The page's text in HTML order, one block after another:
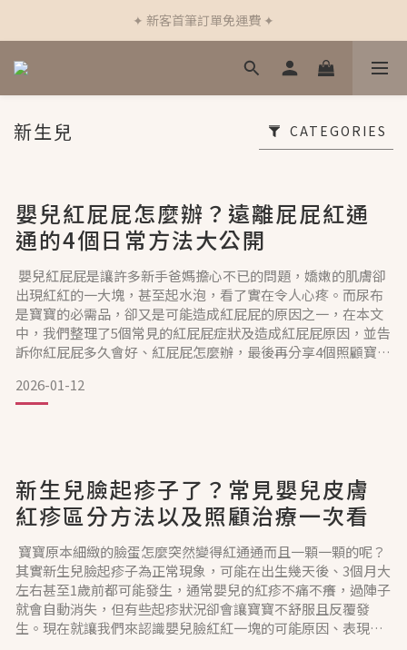
✦ 新客首筆訂單免運費 ✦
✦ 新客首筆訂單免運費 ✦
✦ 加入會員下單立即折$50 ✦
✦ 新客首筆訂單免運費 ✦
新生兒 CATEGORIES
嬰兒紅屁屁怎麼辦？遠離屁屁紅通
通的4個日常方法大公開
嬰兒紅屁屁是讓許多新手爸媽擔心不已的問題，嬌嫩的肌膚卻
出現紅紅的一大塊，甚至起水泡，看了實在令人心疼。而尿布
是寶寶的必需品，卻又是可能造成紅屁屁的原因之一，在本文
中，我們整理了5個常見的紅屁屁症狀及造成紅屁屁原因，並告
訴你紅屁屁多久會好、紅屁屁怎麼辦，最後再分享4個照顧寶寶
嫩的肌膚吧！寶寶為什麼會紅屁屁？5個常見紅屁屁原因及類型
紅屁屁在嬰幼兒中常見，是因為寶寶的肌膚相當柔嫩，一旦受
2026-01-12
新生兒臉起疹子了？常見嬰兒皮膚
紅疹區分方法以及照顧治療一次看
寶寶原本細緻的臉蛋怎麼突然變得紅通通而且一顆一顆的呢？
其實新生兒臉起疹子為正常現象，可能在出生幾天後、3個月大
左右甚至1歲前都可能發生，通常嬰兒的紅疹不痛不癢，過陣子
就會自動消失，但有些起疹狀況卻會讓寶寶不舒服且反覆發
生。現在就讓我們來認識嬰兒臉紅紅一塊的可能原因、表現症